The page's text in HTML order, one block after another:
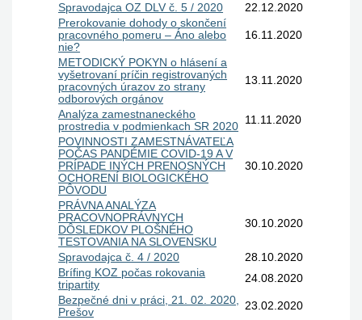
Spravodajca OZ DLV č. 5 / 2020
22.12.2020
Prerokovanie dohody o skončení
pracovného pomeru – Áno alebo
nie?
16.11.2020
METODICKÝ POKYN o hlásení a
vyšetrovaní príčin registrovaných
pracovných úrazov zo strany
odborových orgánov
13.11.2020
Analýza zamestnaneckého
prostredia v podmienkach SR 2020
11.11.2020
POVINNOSTI ZAMESTNÁVATEĽA
POČAS PANDÉMIE COVID-19 A V
PRÍPADE INÝCH PRENOSNÝCH
OCHORENÍ BIOLOGICKÉHO
PÔVODU
30.10.2020
PRÁVNA ANALÝZA
PRACOVNOPRÁVNYCH
DÔSLEDKOV PLOŠNÉHO
TESTOVANIA NA SLOVENSKU
30.10.2020
Spravodajca č. 4 / 2020
28.10.2020
Brífing KOZ počas rokovania
tripartity
24.08.2020
Bezpečné dni v práci, 21. 02. 2020,
Prešov
23.02.2020